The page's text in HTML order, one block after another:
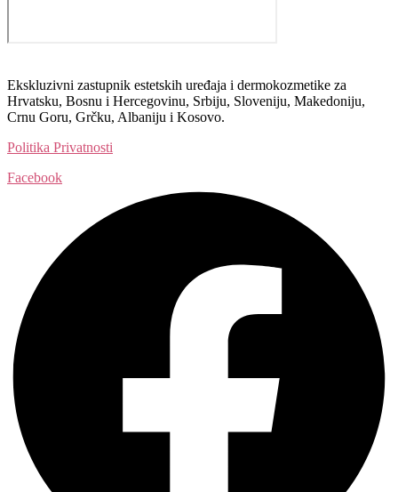
Ekskluzivni zastupnik estetskih uređaja i dermokozmetike za
Hrvatsku, Bosnu i Hercegovinu, Srbiju, Sloveniju, Makedoniju,
Crnu Goru, Grčku, Albaniju i Kosovo.​​
Politika Privatnosti
Facebook